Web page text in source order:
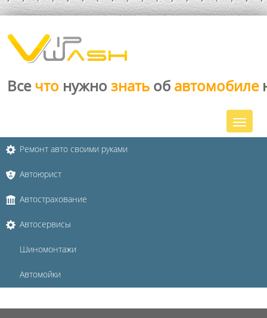
Все что нужно знать об автомобиле
Ремонт авто своими руками
Автоюрист
Автострахование
Автосервисы
Шиномонтажи
Автомойки